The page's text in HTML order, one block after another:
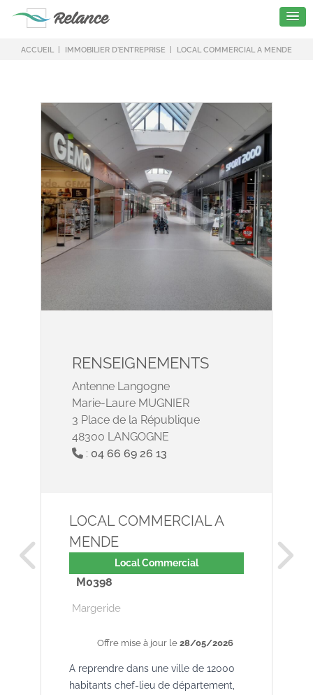
ACCUEIL IMMOBILIER D'ENTREPRISE LOCAL COMMERCIAL A MENDE
RENSEIGNEMENTS
Antenne Langogne
Marie-Laure MUGNIER
3 Place de la République
48300 LANGOGNE
: 04 66 69 26 13
LOCAL COMMERCIAL A
MENDE
Local Commercial
M0398
Margeride
Offre mise à jour le 28/05/2026
A reprendre dans une ville de 12000
habitants chef-lieu de département,